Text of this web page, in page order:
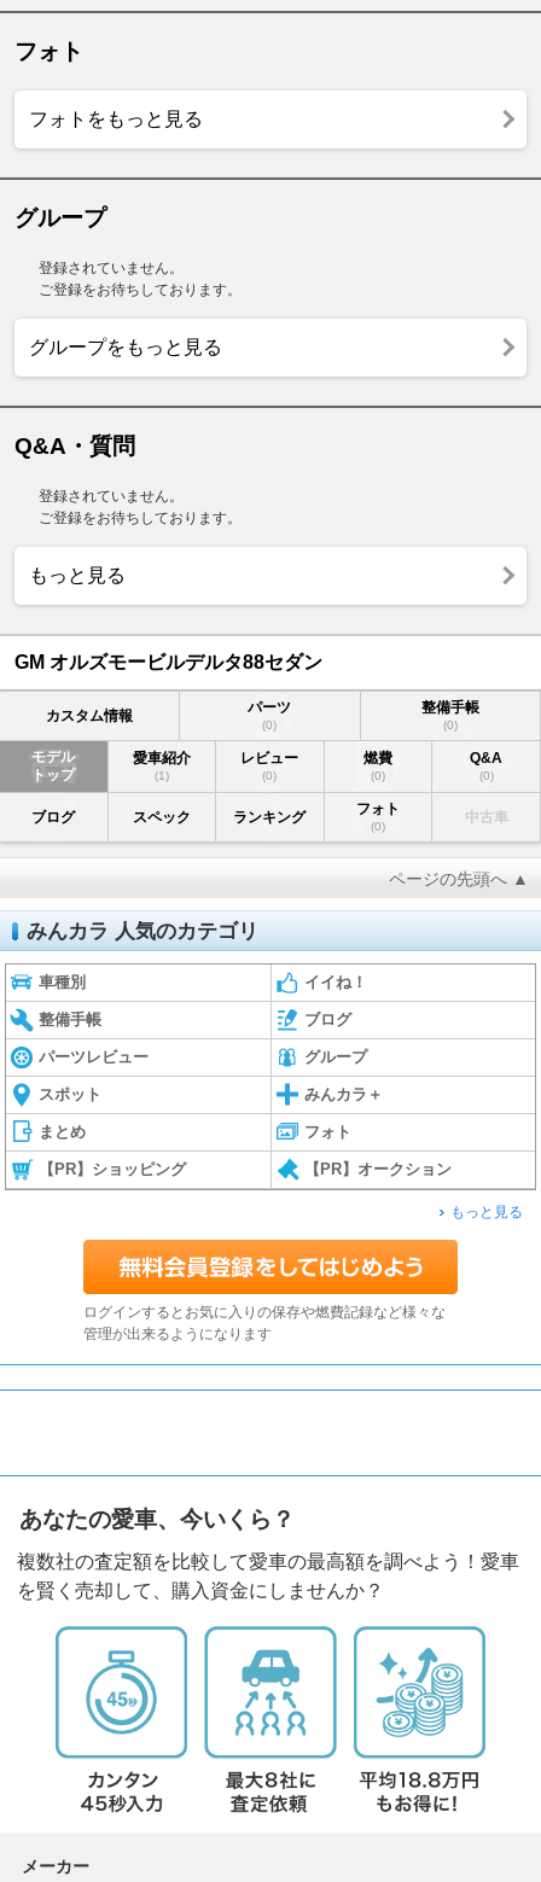
フォト
フォトをもっと見る
グループ
登録されていません。
ご登録をお待ちしております。
グループをもっと見る
Q&A・質問
登録されていません。
ご登録をお待ちしております。
もっと見る
GM オルズモービルデルタ88セダン
カスタム情報 パーツ
(0)
整備手帳
(0)
モデル
トップ
愛車紹介
(1)
レビュー
(0)
燃費
(0)
Q&A
(0)
ブログ スペック ランキング フォト
(0)
中古車
ページの先頭へ ▲
みんカラ 人気のカテゴリ
車種別 イイね！
整備手帳 ブログ
パーツレビュー グループ
スポット みんカラ＋
まとめ フォト
【PR】ショッピング 【PR】オークション
もっと見る
ログインするとお気に入りの保存や燃費記録など様々な
管理が出来るようになります
あなたの愛車、今いくら？
複数社の査定額を比較して愛車の最高額を調べよう！愛車
を賢く売却して、購入資金にしませんか？
メーカー